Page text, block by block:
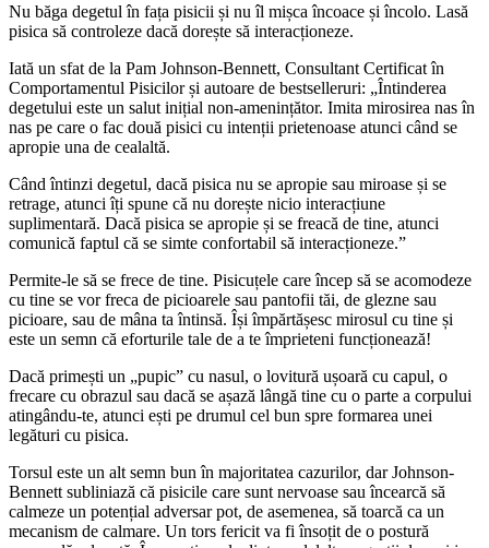
Nu băga degetul în fața pisicii și nu îl mișca încoace și încolo. Lasă
pisica să controleze dacă dorește să interacționeze.
Iată un sfat de la Pam Johnson-Bennett, Consultant Certificat în
Comportamentul Pisicilor și autoare de bestselleruri: „Întinderea
degetului este un salut inițial non-amenințător. Imita mirosirea nas în
nas pe care o fac două pisici cu intenții prietenoase atunci când se
apropie una de cealaltă.
Când întinzi degetul, dacă pisica nu se apropie sau miroase și se
retrage, atunci îți spune că nu dorește nicio interacțiune
suplimentară. Dacă pisica se apropie și se freacă de tine, atunci
comunică faptul că se simte confortabil să interacționeze.”
Permite-le să se frece de tine. Pisicuțele care încep să se acomodeze
cu tine se vor freca de picioarele sau pantofii tăi, de glezne sau
picioare, sau de mâna ta întinsă. Își împărtășesc mirosul cu tine și
este un semn că eforturile tale de a te împrieteni funcționează!
Dacă primești un „pupic” cu nasul, o lovitură ușoară cu capul, o
frecare cu obrazul sau dacă se așază lângă tine cu o parte a corpului
atingându-te, atunci ești pe drumul cel bun spre formarea unei
legături cu pisica.
Torsul este un alt semn bun în majoritatea cazurilor, dar Johnson-
Bennett subliniază că pisicile care sunt nervoase sau încearcă să
calmeze un potențial adversar pot, de asemenea, să toarcă ca un
mecanism de calmare. Un tors fericit va fi însoțit de o postură